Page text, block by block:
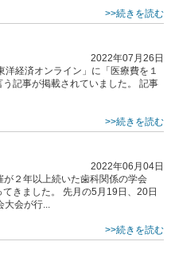
>>続きを読む
2022年07月26日
経済オンライン」に「医療費を１
記事が掲載されていました。 記事
>>続きを読む
2022年06月04日
２年以上続いた歯科関係の学会
きました。 先月の5月19日、20日
大会が行...
>>続きを読む